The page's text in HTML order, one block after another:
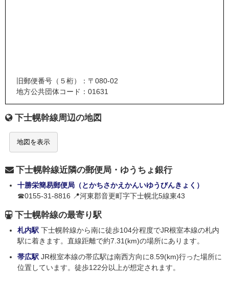
旧郵便番号（５桁）：〒080-02
地方公共団体コード：01631
下士幌幹線周辺の地図
地図を表示
下士幌幹線近隣の郵便局・ゆうちょ銀行
十勝栄簡易郵便局（とかちさかえかんいゆうびんきょく）
☎0155-31-8816 📍河東郡音更町字下士幌北5線東43
下士幌幹線の最寄り駅
札内駅 下士幌幹線から南に徒歩104分程度でJR根室本線の札内
駅に着きます。直線距離で約7.31(km)の場所にあります。
帯広駅 JR根室本線の帯広駅は南西方向に8.59(km)行った場所に
位置しています。徒歩122分以上が想定されます。